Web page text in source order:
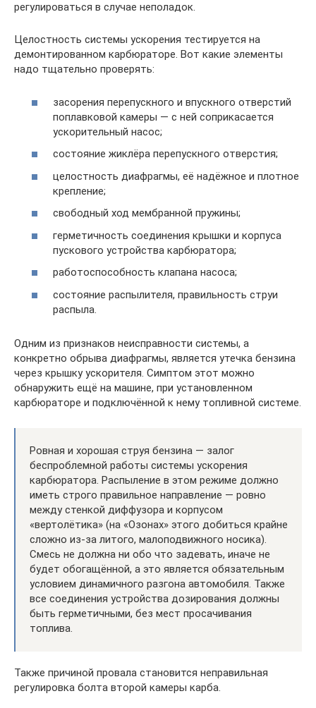
регулироваться в случае неполадок.
Целостность системы ускорения тестируется на
демонтированном карбюраторе. Вот какие элементы
надо тщательно проверять:
засорения перепускного и впускного отверстий
поплавковой камеры — с ней соприкасается
ускорительный насос;
состояние жиклёра перепускного отверстия;
целостность диафрагмы, её надёжное и плотное
крепление;
свободный ход мембранной пружины;
герметичность соединения крышки и корпуса
пускового устройства карбюратора;
работоспособность клапана насоса;
состояние распылителя, правильность струи
распыла.
Одним из признаков неисправности системы, а
конкретно обрыва диафрагмы, является утечка бензина
через крышку ускорителя. Симптом этот можно
обнаружить ещё на машине, при установленном
карбюраторе и подключённой к нему топливной системе.
Ровная и хорошая струя бензина — залог
беспроблемной работы системы ускорения
карбюратора. Распыление в этом режиме должно
иметь строго правильное направление — ровно
между стенкой диффузора и корпусом
«вертолётика» (на «Озонах» этого добиться крайне
сложно из-за литого, малоподвижного носика).
Смесь не должна ни обо что задевать, иначе не
будет обогащённой, а это является обязательным
условием динамичного разгона автомобиля. Также
все соединения устройства дозирования должны
быть герметичными, без мест просачивания
топлива.
Также причиной провала становится неправильная
регулировка болта второй камеры карба.